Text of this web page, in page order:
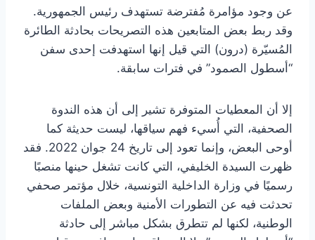
عن وجود مؤامرة مُفترضة تستهدف رئيس الجمهورية.
وقد ربط بعض المتابعين هذه التصريحات بحادثة الطائرة
المُسيّرة (درون) التي قيل إنها استهدفت إحدى سفن
“أسطول الصمود” في فترات سابقة.
إلا أن المعطيات المتوفرة تشير إلى أن هذه الندوة
الصحفية، التي أُسيء فهم سياقها، ليست حديثة كما
أوحى البعض، وإنما تعود إلى تاريخ 24 جوان 2022. فقد
ظهرت السيدة الخليفي، التي كانت تشغل حينها منصبًا
رسميًا في وزارة الداخلية التونسية، خلال مؤتمر صحفي
تحدثت فيه عن التطورات الأمنية وبعض الملفات
الوطنية، لكنها لم تتطرق بشكل مباشر إلى حادثة